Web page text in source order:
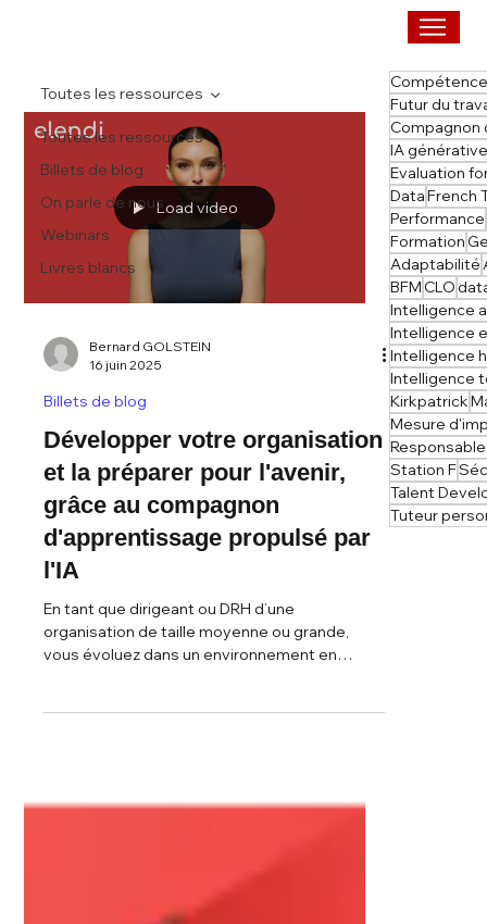
Toutes les ressources
Billets de blog
On parle de nous
Webinars
Livres blancs
Toutes les ressources
Load video
Bernard GOLSTEIN
16 juin 2025
Billets de blog
Développer votre organisation
et la préparer pour l'avenir,
grâce au compagnon
d'apprentissage propulsé par
l'IA
En tant que dirigeant ou DRH d’une
organisation de taille moyenne ou grande,
vous évoluez dans un environnement en
Futur du
IA
Evaluation
DataFrench
Performance
Formation
Adaptabilité
BFM CLO
Intelligence
Intelligence
Intelligence
Intelligence
Kirkpatrick
Mesure
Station F
Talent
Tuteur